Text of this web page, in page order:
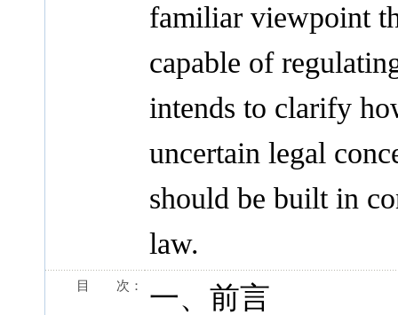
familiar viewpoint
capable of
intends to clarify
uncertain legal
should be built in
law.
目 次：
一、前言